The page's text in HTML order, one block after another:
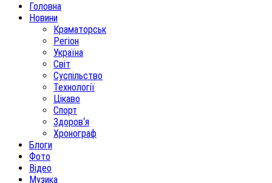
Головна
Новини
Краматорськ
Регіон
Україна
Світ
Суспільство
Технології
Цікаво
Спорт
Здоров‘я
Хронограф
Блоги
Фото
Відео
Музика